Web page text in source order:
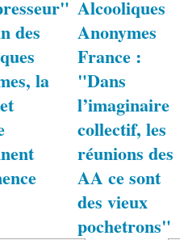
des
la
Alcooliques
Anonymes
France :
"Dans
l’imaginaire
collectif, les
réunions des
AA ce sont
des vieux
pochetrons"